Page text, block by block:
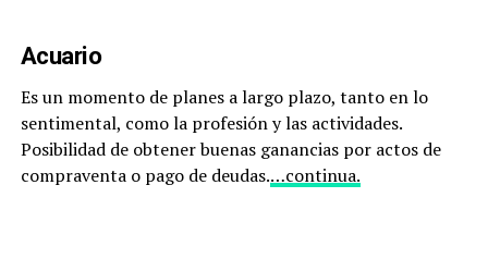
Acuario
Es un momento de planes a largo plazo, tanto en lo
sentimental, como la profesión y las actividades.
Posibilidad de obtener buenas ganancias por actos de
compraventa o pago de deudas.…continua.